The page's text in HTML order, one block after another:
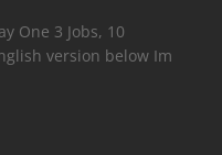
One 3 Jobs, 10
version below Im